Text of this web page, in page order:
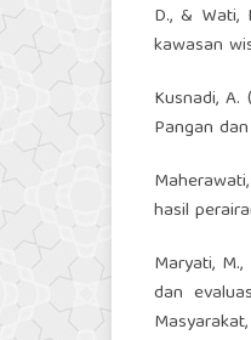
D., & Wati,
kawasan
Kusnadi,
Pangan
hasil
Maryati,
dan